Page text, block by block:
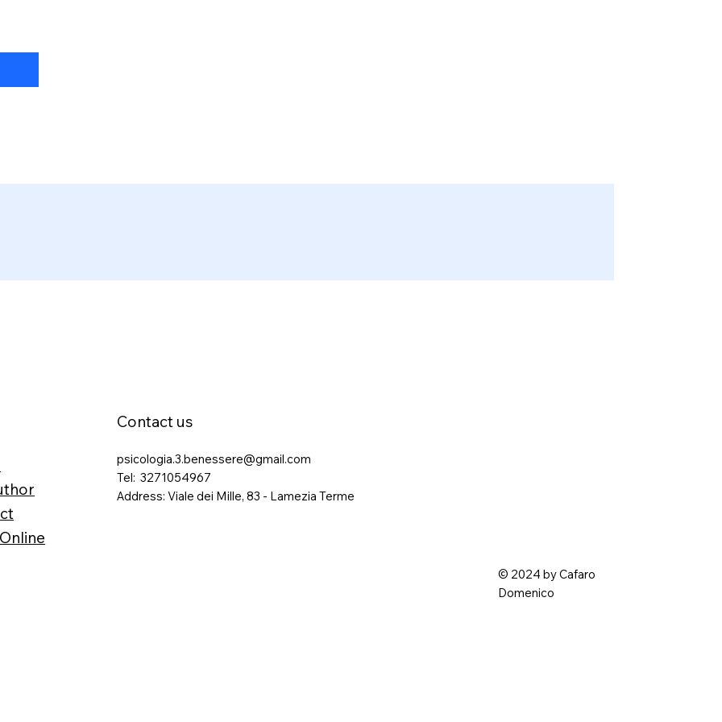
Contact us
psicologia.3.benessere@gmail.com
Tel: 3271054967
Address: Viale dei Mille, 83 - Lamezia Terme
© 2024 by Cafaro
Domenico